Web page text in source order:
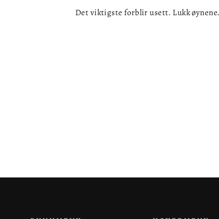
Det viktigste forblir usett. Lukk